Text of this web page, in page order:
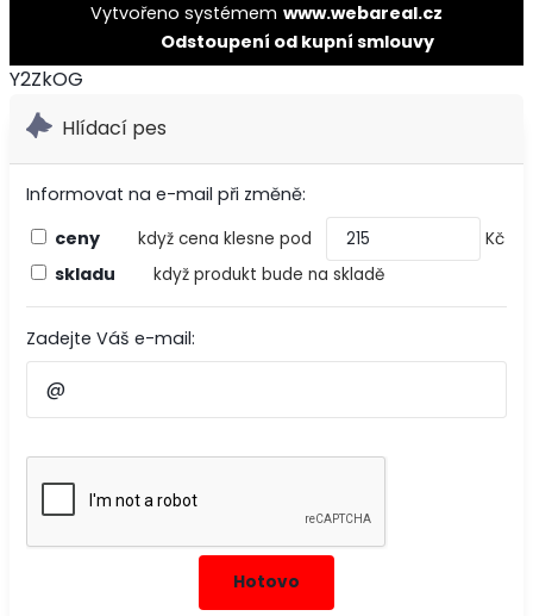
Vytvořeno systémem www.webareal.cz
Odstoupení od kupní smlouvy
Y2ZkOG
Hlídací pes
Informovat na e-mail při změně:
ceny
když cena klesne pod Kč
skladu když produkt bude na skladě
Zadejte Váš e-mail: